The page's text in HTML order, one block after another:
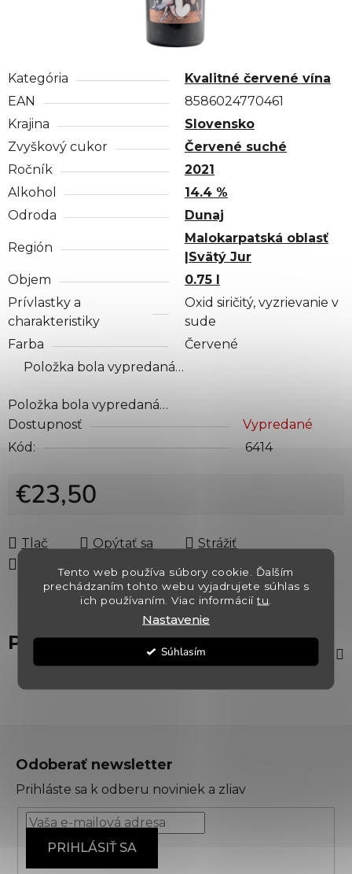
Tento web používa súbory cookie. Ďalším
prechádzaním tohto webu vyjadrujete súhlas s
ich používaním. Viac informáciítu
Nastavenie
Súhlasím
Kategória
Kvalitné červené vína
EAN
8586024770461
Krajina
Slovensko
Zvyškový cukor
Červené suché
Ročník
2021
Alkohol
14.4 %
Odroda
Dunaj
Región
Malokarpatská oblasť
|Svätý Jur
Objem
0.75 l
Prívlastky a
charakteristiky
Oxid siričitý, vyzrievanie v
sude
Farba
Červené
Položka bola vypredaná…
Položka bola vypredaná…
Dostupnosť
Vypredané
Kód:
6414
€23,50
Tlač
Opýtať sa
Strážiť
Popis
Odoberať newsletter
Prihláste sa k odberu noviniek a zliav
PRIHLÁSIŤ SA